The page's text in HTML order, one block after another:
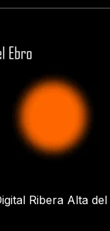
Ribera Alta del